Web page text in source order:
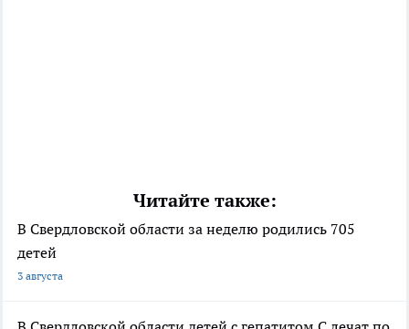
Читайте также:
В Свердловской области за неделю родились 705
детей
3 августа